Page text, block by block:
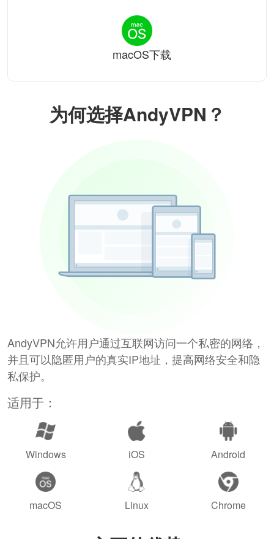
为何选择AndyVPN？
AndyVPN允许用户通过互联网访问一个私密的网络，
并且可以隐匿用户的真实IP地址，提高网络安全和隐
私保护。
适用于：
Windows iOS Android
macOS Linux Chrome
macOS下载